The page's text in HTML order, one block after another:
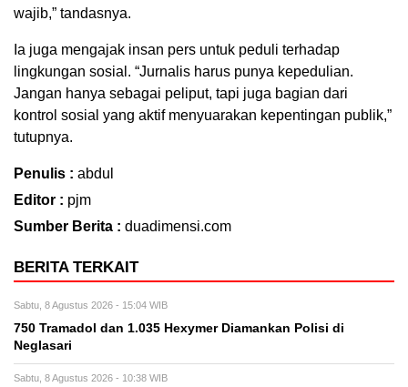
wajib,” tandasnya.
Ia juga mengajak insan pers untuk peduli terhadap
lingkungan sosial. “Jurnalis harus punya kepedulian.
Jangan hanya sebagai peliput, tapi juga bagian dari
kontrol sosial yang aktif menyuarakan kepentingan publik,”
tutupnya.
Penulis : abdul
Editor : pjm
Sumber Berita : duadimensi.com
BERITA TERKAIT
Sabtu, 8 Agustus 2026 - 15:04 WIB
750 Tramadol dan 1.035 Hexymer Diamankan Polisi di
Neglasari
Sabtu, 8 Agustus 2026 - 10:38 WIB